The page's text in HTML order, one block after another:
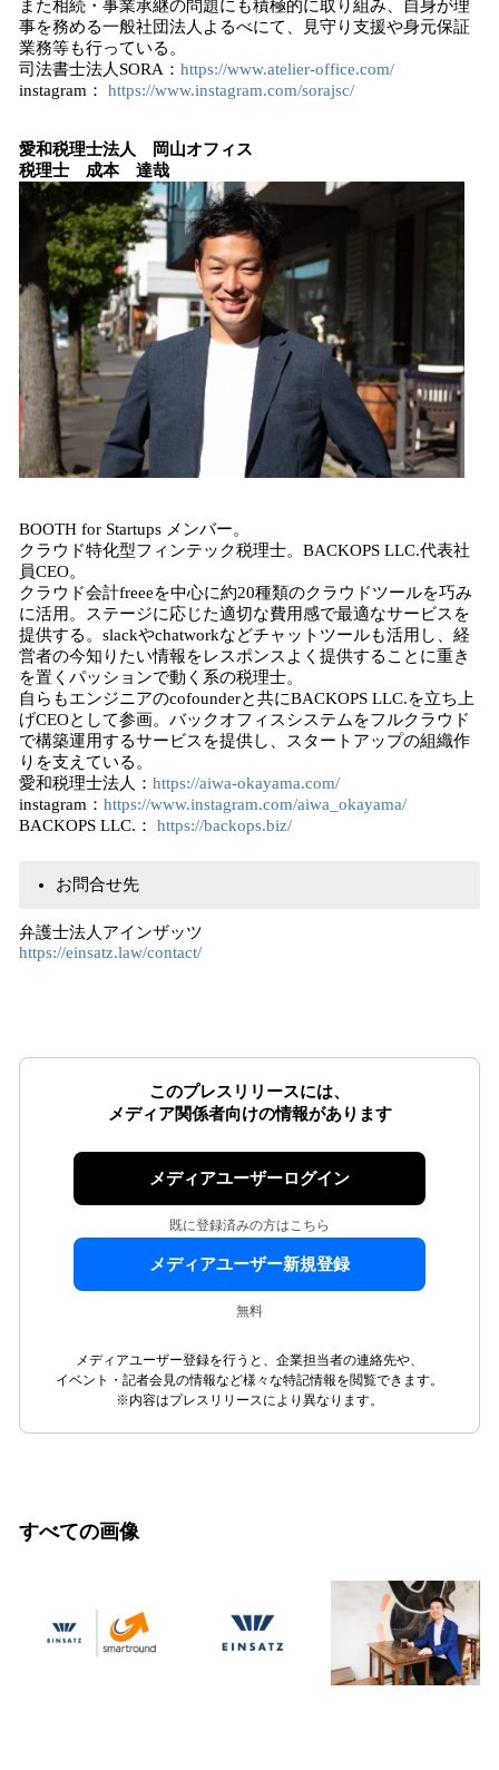
また相続・事業承継の問題にも積極的に取り組み、自身が理
事を務める一般社団法人よるべにて、見守り支援や身元保証
業務等も行っている。
司法書士法人SORA： https://www.atelier-office.com/
instagram： https://www.instagram.com/sorajsc/
愛和税理士法人 岡山オフィス
税理士 成本 達哉
BOOTH for Startups メンバー。
クラウド特化型フィンテック税理士。BACKOPS LLC.代表社
員CEO。
クラウド会計freeeを中心に約20種類のクラウドツールを巧み
に活用。ステージに応じた適切な費用感で最適なサービスを
提供する。slackやchatworkなどチャットツールも活用し、経
営者の今知りたい情報をレスポンスよく提供することに重き
を置くパッションで動く系の税理士。
自らもエンジニアのcofounderと共にBACKOPS LLC.を立ち上
げCEOとして参画。バックオフィスシステムをフルクラウド
で構築運用するサービスを提供し、スタートアップの組織作
りを支えている。
愛和税理士法人： https://aiwa-okayama.com/
instagram： https://www.instagram.com/aiwa_okayama/
BACKOPS LLC.： https://backops.biz/
お問合せ先
弁護士法人アインザッツ
https://einsatz.law/contact/
このプレスリリースには、
メディア関係者向けの情報があります
メディアユーザーログイン
既に登録済みの方はこちら
メディアユーザー新規登録
無料
メディアユーザー登録を行うと、企業担当者の連絡先や、
イベント・記者会見の情報など様々な特記情報を閲覧できます。
※内容はプレスリリースにより異なります。
すべての画像